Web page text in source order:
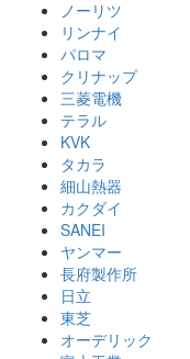
ノーリツ
リンナイ
パロマ
クリナップ
三菱電機
テラル
KVK
タカラ
細山熱器
カクダイ
SANEI
ヤンマー
長府製作所
日立
東芝
オーデリック